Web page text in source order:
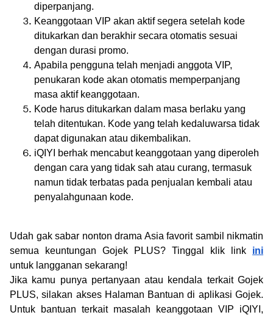
diperpanjang.
Keanggotaan VIP akan aktif segera setelah kode
ditukarkan dan berakhir secara otomatis sesuai
dengan durasi promo.
Apabila pengguna telah menjadi anggota VIP,
penukaran kode akan otomatis memperpanjang
masa aktif keanggotaan.
Kode harus ditukarkan dalam masa berlaku yang
telah ditentukan. Kode yang telah kedaluwarsa tidak
dapat digunakan atau dikembalikan.
iQIYI berhak mencabut keanggotaan yang diperoleh
dengan cara yang tidak sah atau curang, termasuk
namun tidak terbatas pada penjualan kembali atau
penyalahgunaan kode.
Udah gak sabar nonton drama Asia favorit sambil nikmatin
semua keuntungan Gojek PLUS? Tinggal klik link
ini
untuk langganan sekarang!
Jika kamu punya pertanyaan atau kendala terkait Gojek
PLUS, silakan akses Halaman Bantuan di aplikasi Gojek.
Untuk bantuan terkait masalah keanggotaan VIP iQIYI,